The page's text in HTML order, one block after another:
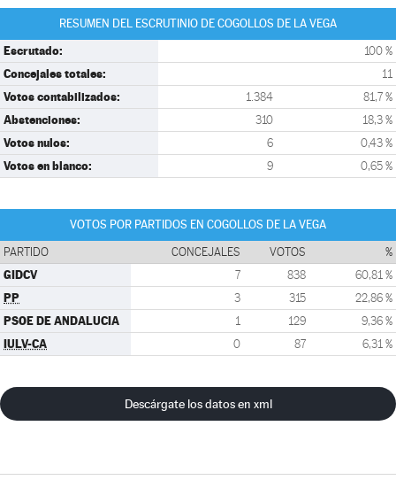
RESUMEN DEL ESCRUTINIO DE COGOLLOS DE LA VEGA
Escrutado: 100 %
Concejales totales: 11
Votos contabilizados: 1.384 81,7 %
Abstenciones: 310 18,3 %
Votos nulos: 6 0,43 %
Votos en blanco: 9 0,65 %
VOTOS POR PARTIDOS EN COGOLLOS DE LA VEGA
PARTIDO CONCEJALES VOTOS %
GIDCV 7 838 60,81 %
PP 3 315 22,86 %
PSOE DE ANDALUCIA 1 129 9,36 %
IULV-CA 0 87 6,31 %
Descárgate los datos en xml